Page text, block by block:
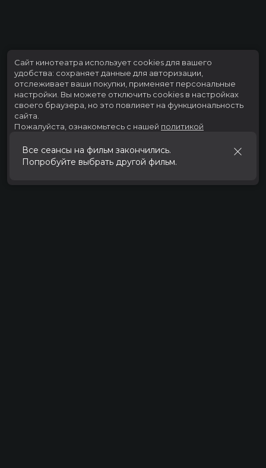
Все сеансы на фильм закончились.
Попробуйте выбрать другой фильм.
Сайт кинотеатра использует cookies для вашего
удобства: сохраняет данные для авторизации,
отслеживает ваши покупки, применяет персональные
настройки. Вы можете отключить cookies в настройках
своего браузера, но это повлияет на функциональность
сайта.
Пожалуйста, ознакомьтесь с нашей политикой
Принять